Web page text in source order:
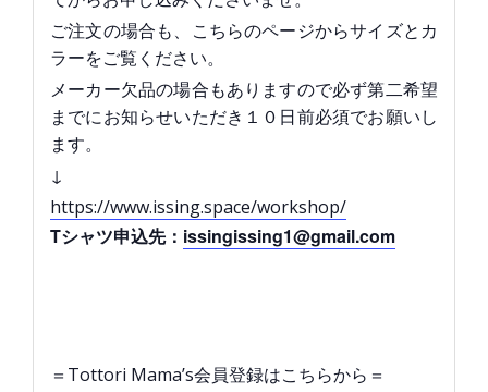
ご注文の場合も、こちらのページからサイズとカ
ラーをご覧ください。
メーカー欠品の場合もありますので必ず第二希望
までにお知らせいただき１０日前必須でお願いし
ます。
↓
https://www.issing.space/workshop/
Tシャツ申込先： issingissing1@gmail.com
＝Tottori Mama’s会員登録はこちらから＝